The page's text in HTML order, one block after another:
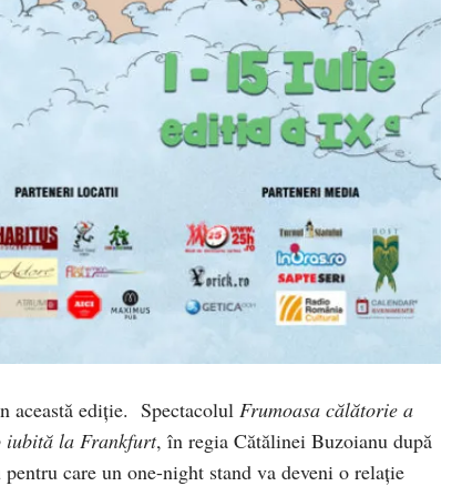
ediţie. Spectacolul Frumoasa călătorie a
iubită la Frankfurt, în regia Cătălinei Buzoianu după
care un one-night stand va deveni o relaţie